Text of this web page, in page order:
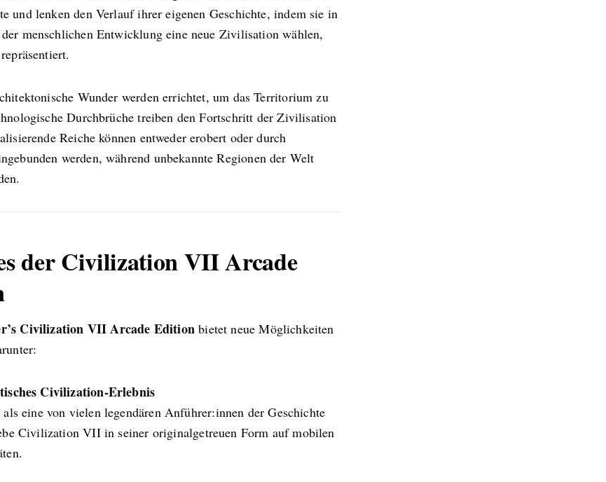
und lenken den Verlauf ihrer eigenen Geschichte, indem sie in
menschlichen Entwicklung eine neue Zivilisation wählen,
Wunder werden errichtet, um das Territorium zu
Durchbrüche treiben den Fortschritt der Zivilisation
Reiche können entweder erobert oder durch
werden, während unbekannte Regionen der Welt
der Civilization VII Arcade
Civilization VII Arcade Edition bietet neue Möglichkeiten
Civilization-Erlebnis
als eine von vielen legendären Anführer:innen der Geschichte
Civilization VII in seiner originalgetreuen Form auf mobilen